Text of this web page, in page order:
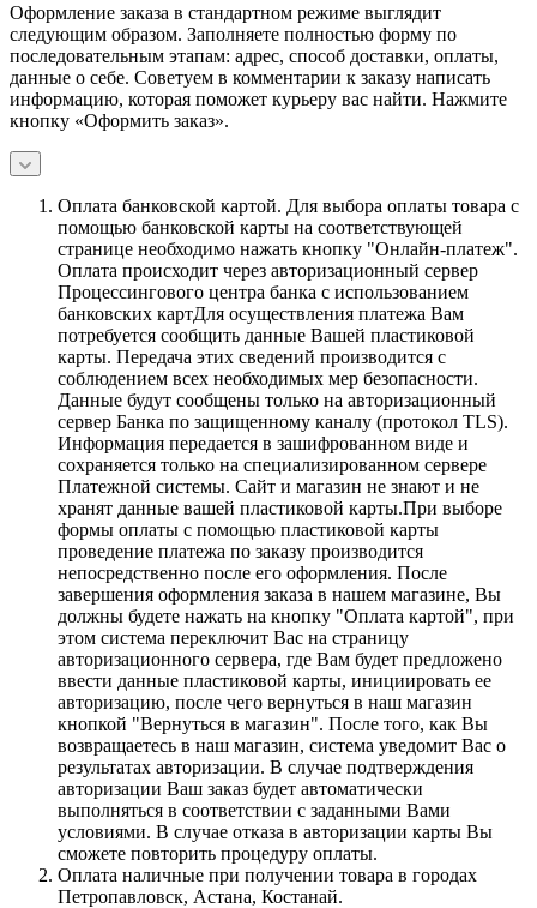
Оформление заказа в стандартном режиме выглядит
следующим образом. Заполняете полностью форму по
последовательным этапам: адрес, способ доставки, оплаты,
данные о себе. Советуем в комментарии к заказу написать
информацию, которая поможет курьеру вас найти. Нажмите
кнопку «Оформить заказ».
Оплата банковской картой. Для выбора оплаты товара с
помощью банковской карты на соответствующей
странице необходимо нажать кнопку "Онлайн-платеж".
Оплата происходит через авторизационный сервер
Процессингового центра банка с использованием
банковских картДля осуществления платежа Вам
потребуется сообщить данные Вашей пластиковой
карты. Передача этих сведений производится с
соблюдением всех необходимых мер безопасности.
Данные будут сообщены только на авторизационный
сервер Банка по защищенному каналу (протокол TLS).
Информация передается в зашифрованном виде и
сохраняется только на специализированном сервере
Платежной системы. Сайт и магазин не знают и не
хранят данные вашей пластиковой карты.При выборе
формы оплаты с помощью пластиковой карты
проведение платежа по заказу производится
непосредственно после его оформления. После
завершения оформления заказа в нашем магазине, Вы
должны будете нажать на кнопку "Оплата картой", при
этом система переключит Вас на страницу
авторизационного сервера, где Вам будет предложено
ввести данные пластиковой карты, инициировать ее
авторизацию, после чего вернуться в наш магазин
кнопкой "Вернуться в магазин". После того, как Вы
возвращаетесь в наш магазин, система уведомит Вас о
результатах авторизации. В случае подтверждения
авторизации Ваш заказ будет автоматически
выполняться в соответствии с заданными Вами
условиями. В случае отказа в авторизации карты Вы
сможете повторить процедуру оплаты.
Оплата наличные при получении товара в городах
Петропавловск, Астана, Костанай.